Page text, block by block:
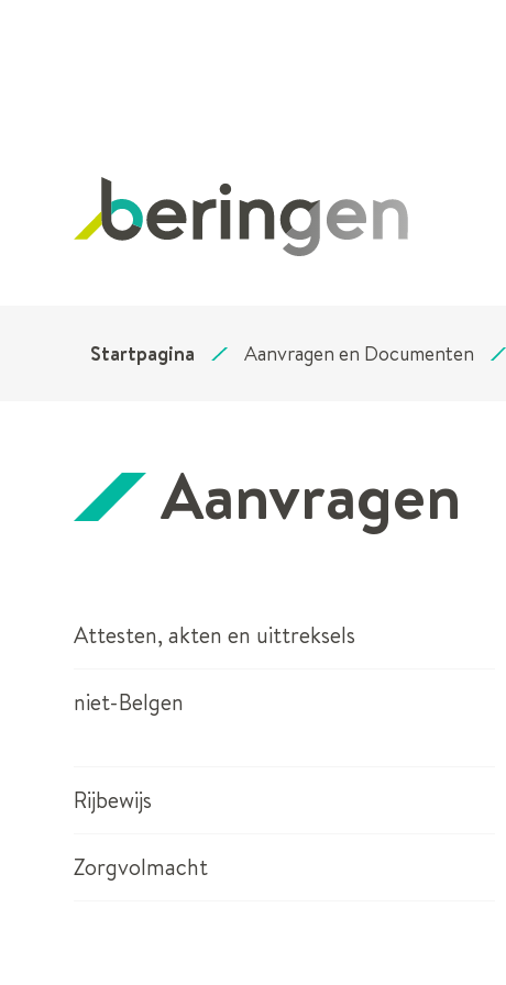
Stad
Beringen
Startpagina Aanvragen en Documenten
Aanvragen
Attesten, akten en uittreksels
niet-Belgen
Rijbewijs
Zorgvolmacht